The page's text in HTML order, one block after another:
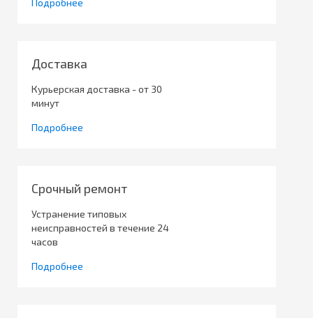
Доставка
Курьерская доставка - от 30
минут
Подробнее
Срочный ремонт
Устранение типовых
неисправностей в течение 24
часов
Подробнее